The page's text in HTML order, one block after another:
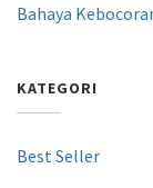
Bahaya
KATEGORI
Best Seller